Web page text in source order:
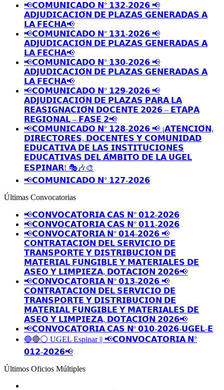
📢𝗖𝗢𝗠𝗨𝗡𝗜𝗖𝗔𝗗𝗢 𝗡° 𝟭𝟯𝟮-𝟮𝟬𝟮𝟲 📢
𝗔𝗗𝗝𝗨𝗗𝗜𝗖𝗔𝗖𝗜𝗢́𝗡 𝗗𝗘 𝗣𝗟𝗔𝗭𝗔𝗦 𝗚𝗘𝗡𝗘𝗥𝗔𝗗𝗔𝗦 𝗔
𝗟𝗔 𝗙𝗘𝗖𝗛𝗔📢
📢𝗖𝗢𝗠𝗨𝗡𝗜𝗖𝗔𝗗𝗢 𝗡° 𝟭𝟯𝟭-𝟮𝟬𝟮𝟲 📢
𝗔𝗗𝗝𝗨𝗗𝗜𝗖𝗔𝗖𝗜𝗢́𝗡 𝗗𝗘 𝗣𝗟𝗔𝗭𝗔𝗦 𝗚𝗘𝗡𝗘𝗥𝗔𝗗𝗔𝗦 𝗔
𝗟𝗔 𝗙𝗘𝗖𝗛𝗔📢
📢𝗖𝗢𝗠𝗨𝗡𝗜𝗖𝗔𝗗𝗢 𝗡° 𝟭𝟯𝟬-𝟮𝟬𝟮𝟲 📢
𝗔𝗗𝗝𝗨𝗗𝗜𝗖𝗔𝗖𝗜𝗢́𝗡 𝗗𝗘 𝗣𝗟𝗔𝗭𝗔𝗦 𝗚𝗘𝗡𝗘𝗥𝗔𝗗𝗔𝗦 𝗔
𝗟𝗔 𝗙𝗘𝗖𝗛𝗔📢
📢𝗖𝗢𝗠𝗨𝗡𝗜𝗖𝗔𝗗𝗢 𝗡° 𝟭𝟮𝟵-𝟮𝟬𝟮𝟲 📢
𝗔𝗗𝗝𝗨𝗗𝗜𝗖𝗔𝗖𝗜𝗢́𝗡 𝗗𝗘 𝗣𝗟𝗔𝗭𝗔𝗦 𝗣𝗔𝗥𝗔 𝗟𝗔
𝗥𝗘𝗔𝗦𝗜𝗚𝗡𝗔𝗖𝗜𝗢́𝗡 𝗗𝗢𝗖𝗘𝗡𝗧𝗘 𝟮𝟬𝟮𝟲 – 𝗘𝗧𝗔𝗣𝗔
𝗥𝗘𝗚𝗜𝗢𝗡𝗔𝗟 – 𝗙𝗔𝗦𝗘 𝟮📢
📢𝗖𝗢𝗠𝗨𝗡𝗜𝗖𝗔𝗗𝗢 𝗡° 𝟭𝟮𝟴-𝟮𝟬𝟮𝟲 📢 ¡𝗔𝗧𝗘𝗡𝗖𝗜𝗢́𝗡,
𝗗𝗜𝗥𝗘𝗖𝗧𝗢𝗥𝗘𝗦, 𝗗𝗢𝗖𝗘𝗡𝗧𝗘𝗦 𝗬 𝗖𝗢𝗠𝗨𝗡𝗜𝗗𝗔𝗗
𝗘𝗗𝗨𝗖𝗔𝗧𝗜𝗩𝗔 𝗗𝗘 𝗟𝗔𝗦 𝗜𝗡𝗦𝗧𝗜𝗧𝗨𝗖𝗜𝗢𝗡𝗘𝗦
𝗘𝗗𝗨𝗖𝗔𝗧𝗜𝗩𝗔𝗦 𝗗𝗘𝗟 𝗔́𝗠𝗕𝗜𝗧𝗢 𝗗𝗘 𝗟𝗔 𝗨𝗚𝗘𝗟
𝗘𝗦𝗣𝗜𝗡𝗔𝗥! 🎭🎶🎨
📢𝗖𝗢𝗠𝗨𝗡𝗜𝗖𝗔𝗗𝗢 𝗡° 𝟭𝟮𝟳-𝟮𝟬𝟮𝟲
Últimas Convocatorias
📢𝗖𝗢𝗡𝗩𝗢𝗖𝗔𝗧𝗢𝗥𝗜𝗔 𝗖𝗔𝗦 𝗡° 𝟬𝟭𝟮-𝟮𝟬𝟮𝟲
📢𝗖𝗢𝗡𝗩𝗢𝗖𝗔𝗧𝗢𝗥𝗜𝗔 𝗖𝗔𝗦 𝗡° 𝟬𝟭𝟭-𝟮𝟬𝟮𝟲
📢𝗖𝗢𝗡𝗩𝗢𝗖𝗔𝗧𝗢𝗥𝗜𝗔 𝗡° 𝟬𝟭𝟰-𝟮𝟬𝟮𝟲 📢
𝗖𝗢𝗡𝗧𝗥𝗔𝗧𝗔𝗖𝗜𝗢́𝗡 𝗗𝗘𝗟 𝗦𝗘𝗥𝗩𝗜𝗖𝗜𝗢 𝗗𝗘
𝗧𝗥𝗔𝗡𝗦𝗣𝗢𝗥𝗧𝗘 𝗬 𝗗𝗜𝗦𝗧𝗥𝗜𝗕𝗨𝗖𝗜𝗢𝗡 𝗗𝗘
𝗠𝗔𝗧𝗘𝗥𝗜𝗔𝗟 𝗙𝗨𝗡𝗚𝗜𝗕𝗟𝗘 𝗬 𝗠𝗔𝗧𝗘𝗥𝗜𝗔𝗟𝗘𝗦 𝗗𝗘
𝗔𝗦𝗘𝗢 𝗬 𝗟𝗜𝗠𝗣𝗜𝗘𝗭𝗔, 𝗗𝗢𝗧𝗔𝗖𝗜𝗢́𝗡 𝟮𝟬𝟮𝟲📢
📢𝗖𝗢𝗡𝗩𝗢𝗖𝗔𝗧𝗢𝗥𝗜𝗔 𝗡° 𝟬𝟭𝟯-𝟮𝟬𝟮𝟲 📢
𝗖𝗢𝗡𝗧𝗥𝗔𝗧𝗔𝗖𝗜𝗢́𝗡 𝗗𝗘𝗟 𝗦𝗘𝗥𝗩𝗜𝗖𝗜𝗢 𝗗𝗘
𝗧𝗥𝗔𝗡𝗦𝗣𝗢𝗥𝗧𝗘 𝗬 𝗗𝗜𝗦𝗧𝗥𝗜𝗕𝗨𝗖𝗜𝗢𝗡 𝗗𝗘
𝗠𝗔𝗧𝗘𝗥𝗜𝗔𝗟 𝗙𝗨𝗡𝗚𝗜𝗕𝗟𝗘 𝗬 𝗠𝗔𝗧𝗘𝗥𝗜𝗔𝗟𝗘𝗦 𝗗𝗘
𝗔𝗦𝗘𝗢 𝗬 𝗟𝗜𝗠𝗣𝗜𝗘𝗭𝗔, 𝗗𝗢𝗧𝗔𝗖𝗜𝗢́𝗡 𝟮𝟬𝟮𝟲📢
📢𝗖𝗢𝗡𝗩𝗢𝗖𝗔𝗧𝗢𝗥𝗜𝗔 𝗖𝗔𝗦 𝗡º 𝟬𝟭𝟬-𝟮𝟬𝟮𝟲-𝗨𝗚𝗘𝗟-𝗘
🔵🔴⚪️ UGEL Espinar || 📢𝗖𝗢𝗡𝗩𝗢𝗖𝗔𝗧𝗢𝗥𝗜𝗔 𝗡°
𝟬𝟭𝟮-𝟮𝟬𝟮𝟲📢
Últimos Oficios Múltiples